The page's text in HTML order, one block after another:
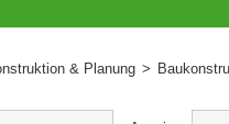
& Planung >